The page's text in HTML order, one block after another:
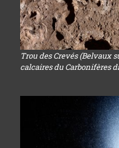
Trou des Crevés (Belvaux
calcaires du Carbonifères